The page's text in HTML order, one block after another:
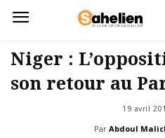
Niger :
son retour au
19 avril
Par Abdoul